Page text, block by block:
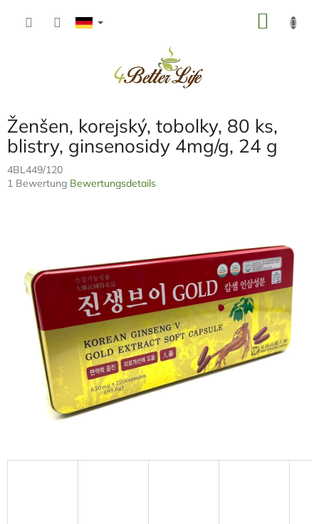
Ženšen, korejský, tobolky, 80 ks,
blistry, ginsenosidy 4mg/g, 24 g
4BL449/120
Die
Sternen.
1 Bewertung Bewertungsdetails